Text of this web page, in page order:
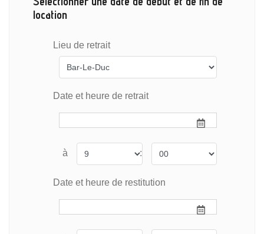
location
Lieu de retrait
Date et heure de retrait
à :
Date et heure de restitution